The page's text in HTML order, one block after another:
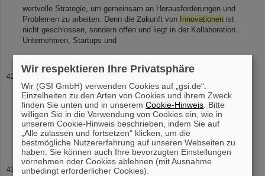
wertvolle Strategie, um gemeinsam an Herausforderungen und
Problemen zu arbeiten. Denn die Zukunft von Innovationen ist
nicht geschlossen, sondern offen und liegt in der Kollaboration.
Unternehmen, Startups und
Warum braucht man ein Innovation-, R&D- und Test-
Rechenzentrum?
n Anforderungen an Leistungsfähigkeiten, zeitliche
Lastverteilungen und in verschiedenenSystemkonfigurationen
optimal auf ein effizientes Kühlsystem abgestimmt werden. Der
Green IT Cube besitzt 6 Etagen
Was ist ein Test-Rechenzentrum?
Wir respektieren Ihre Privatsphäre
Wir (GSI GmbH) verwenden Cookies auf „gsi.de“.
Einzelheiten zu den Arten von Cookies und ihrem Zweck
finden Sie unten und in unseremCookie-Hinweis . Bitte
willigen Sie in die Verwendung von Cookies ein, wie in
unserem Cookie-Hinweis beschrieben, indem Sie auf
„Alle zulassen und fortsetzen“ klicken, um die
bestmögliche Nutzererfahrung auf unseren Webseiten zu
haben. Sie können auch Ihre bevorzugten Einstellungen
vornehmen oder Cookies ablehnen (mit Ausnahme
unbedingt erforderlicher Cookies).